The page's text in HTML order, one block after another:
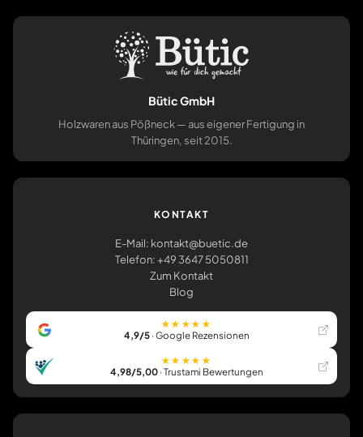
Bütic GmbH
Holzwaren aus Pößneck — aus eigener Fertigung in
Thüringen, seit 2015.
KONTAKT
E-Mail: kontakt@buetic.de
Telefon: +49 3647 5050811
Zum Kontakt
Blog
★★★★★
4,9/5· Google Rezensionen
★★★★★
4,98/5,00· Trustami Bewertungen